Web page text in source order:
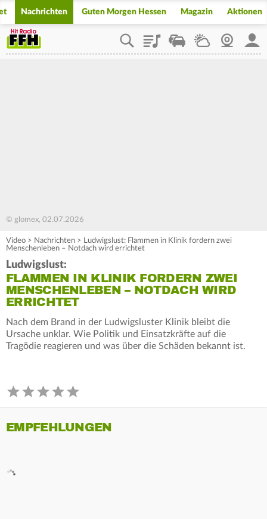
Nachrichten Guten Morgen Hessen Magazin Aktionen
PlaylistStaupilotWetterWebcam
© glomex, 02.07.2026
Video > Nachrichten > Ludwigslust: Flammen in Klinik fordern zwei
Menschenleben – Notdach wird errichtet
Ludwigslust:
FLAMMEN IN KLINIK FORDERN ZWEI
MENSCHENLEBEN – NOTDACH WIRD
ERRICHTET
Nach dem Brand in der Ludwigsluster Klinik bleibt die
Ursache unklar. Wie Politik und Einsatzkräfte auf die
Tragödie reagieren und was über die Schäden bekannt ist.
EMPFEHLUNGEN